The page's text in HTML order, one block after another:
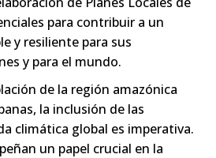
para contribuir a un
y resiliente para sus
y para el mundo.
de la región amazónica
la inclusión de las
climática global es imperativa.
un papel crucial en la